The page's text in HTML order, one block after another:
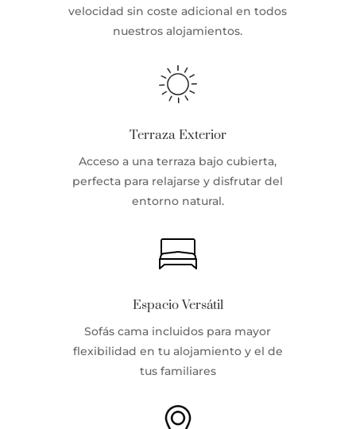
velocidad sin coste adicional en todos
nuestros alojamientos.
Terraza Exterior
Acceso a una terraza bajo cubierta,
perfecta para relajarse y disfrutar del
entorno natural.
Espacio Versátil
Sofás cama incluidos para mayor
flexibilidad en tu alojamiento y el de
tus familiares